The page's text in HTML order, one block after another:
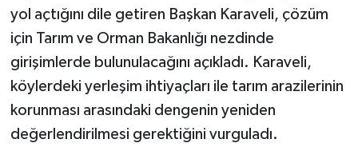
yol açtığını dile getiren Başkan Karaveli, çözüm
için Tarım ve Orman Bakanlığı nezdinde
girişimlerde bulunulacağını açıkladı. Karaveli,
köylerdeki yerleşim ihtiyaçları ile tarım arazilerinin
korunması arasındaki dengenin yeniden
değerlendirilmesi gerektiğini vurguladı.